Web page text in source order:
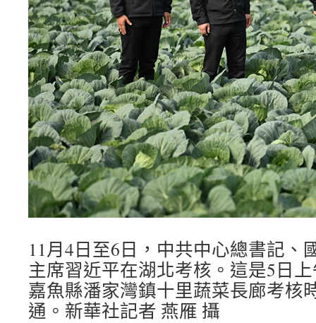
11月4日至6日，中共中心總書記、
主席習近平在湖北考核。這是5日
嘉魚縣潘家灣鎮十里蔬菜長廊考核
通。新華社記者 燕雁 攝